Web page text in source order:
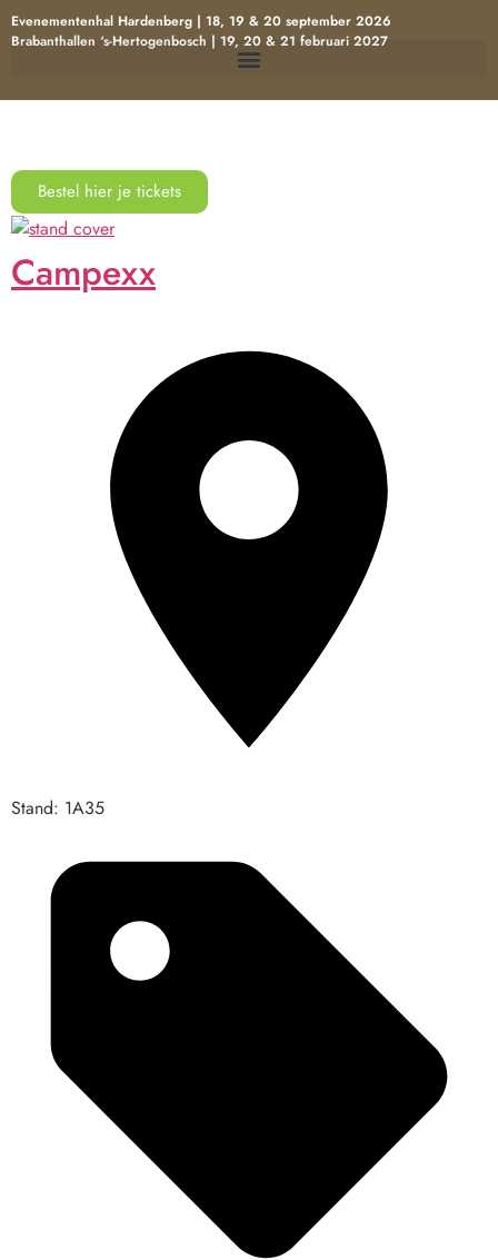
Evenementenhal Hardenberg | 18, 19 & 20 september 2026
Brabanthallen ‘s-Hertogenbosch | 19, 20 & 21 februari 2027
Bestel hier je tickets
Campexx
Stand: 1A35